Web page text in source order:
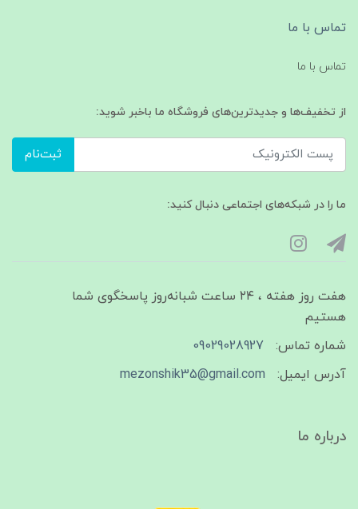
تماس با ما
تماس با ما
از تخفیف‌ها و جدیدترین‌های فروشگاه ما باخبر شوید:
ثبت‌نام
ما را در شبکه‌های اجتماعی دنبال کنید:
هفت روز هفته ، ۲۴ ساعت شبانه‌روز پاسخگوی شما
هستیم
شماره تماس:
09029028927
آدرس ایمیل:
mezonshik35@gmail.com
درباره ما